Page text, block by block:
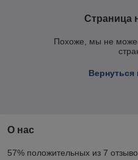
Страница
Похоже, мы не
Вернуться
О нас
57% положительных из 7